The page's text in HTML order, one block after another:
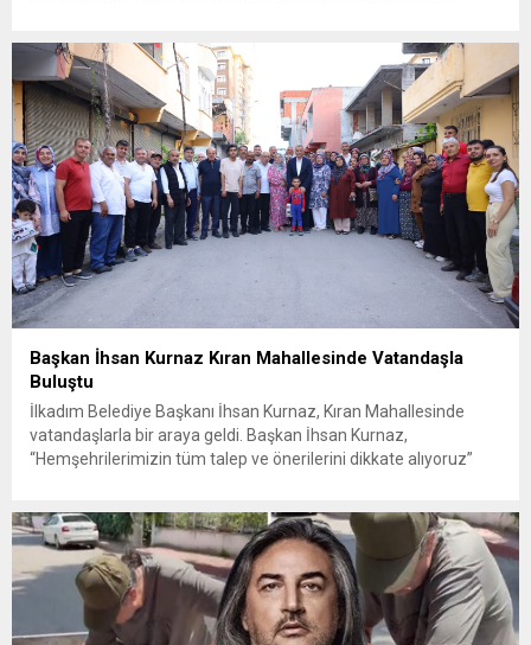
ilçesine...
Başkan İhsan Kurnaz Kıran Mahallesinde Vatandaşla
Buluştu
İlkadım Belediye Başkanı İhsan Kurnaz, Kıran Mahallesinde
vatandaşlarla bir araya geldi. Başkan İhsan Kurnaz,
“Hemşehrilerimizin tüm talep ve önerilerini dikkate alıyoruz”
sohbet eden, onların talep ve önerileri dinleyen Başkan İhsan
Kurnaz, gelen taleplerin çözümü için...